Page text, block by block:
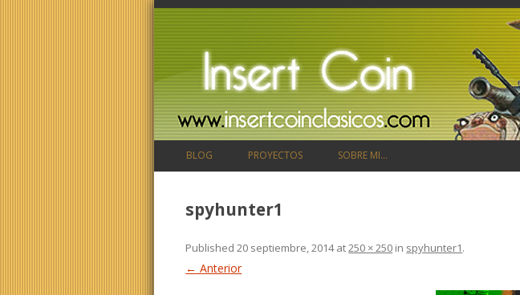
BLOG PROYECTOS SOBRE MI…
spyhunter1
Published20 septiembre, 2014at250 × 250 in spyhunter1.
← Anterior